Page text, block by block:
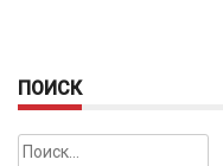
ПОИСК
Найти: